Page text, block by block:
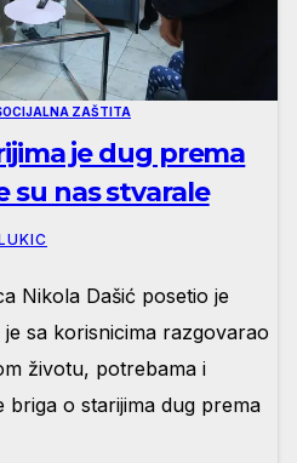
ZAŠTITA
je dug prema
su nas stvarale
Nikola Dašić posetio je
sa korisnicima razgovarao
životu, potrebama i
briga o starijima dug prema